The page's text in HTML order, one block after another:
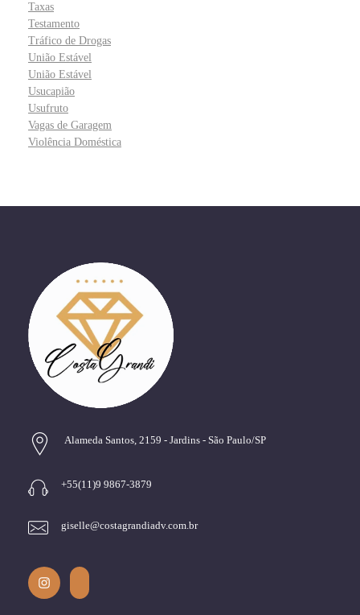
Taxas
Testamento
Tráfico de Drogas
União Estável
União Estável
Usucapião
Usufruto
Vagas de Garagem
Violência Doméstica
Alameda Santos, 2159 - Jardins - São Paulo/SP
+55(11)9 9867-3879
giselle@costagrandiadv.com.br